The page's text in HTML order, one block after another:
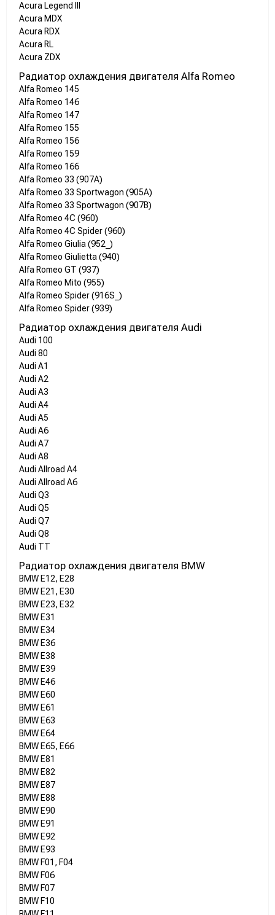
Acura Legend III
Acura MDX
Acura RDX
Acura RL
Acura ZDX
Радиатор охлаждения двигателя Alfa Romeo
Alfa Romeo 145
Alfa Romeo 146
Alfa Romeo 147
Alfa Romeo 155
Alfa Romeo 156
Alfa Romeo 159
Alfa Romeo 166
Alfa Romeo 33 (907A)
Alfa Romeo 33 Sportwagon (905A)
Alfa Romeo 33 Sportwagon (907B)
Alfa Romeo 4C (960)
Alfa Romeo 4C Spider (960)
Alfa Romeo Giulia (952_)
Alfa Romeo Giulietta (940)
Alfa Romeo GT (937)
Alfa Romeo Mito (955)
Alfa Romeo Spider (916S_)
Alfa Romeo Spider (939)
Радиатор охлаждения двигателя Audi
Audi 100
Audi 80
Audi A1
Audi A2
Audi A3
Audi A4
Audi A5
Audi A6
Audi A7
Audi A8
Audi Allroad A4
Audi Allroad A6
Audi Q3
Audi Q5
Audi Q7
Audi Q8
Audi TT
Радиатор охлаждения двигателя BMW
BMW E12, E28
BMW E21, E30
BMW E23, E32
BMW E31
BMW E34
BMW E36
BMW E38
BMW E39
BMW E46
BMW E60
BMW E61
BMW E63
BMW E64
BMW E65, E66
BMW E81
BMW E82
BMW E87
BMW E88
BMW E90
BMW E91
BMW E92
BMW E93
BMW F01, F04
BMW F06
BMW F07
BMW F10